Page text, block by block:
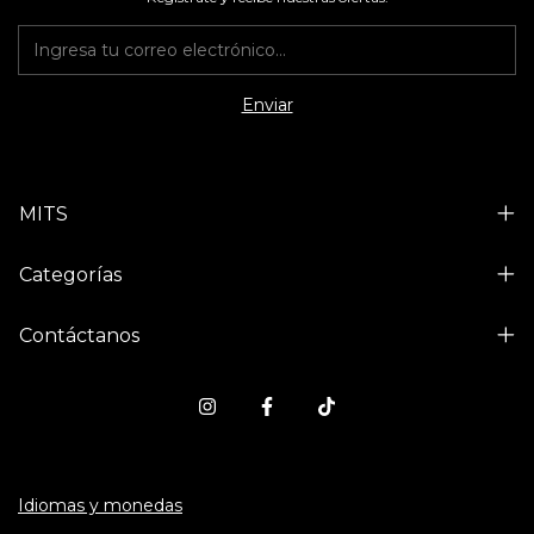
MITS
Categorías
Contáctanos
Idiomas y monedas